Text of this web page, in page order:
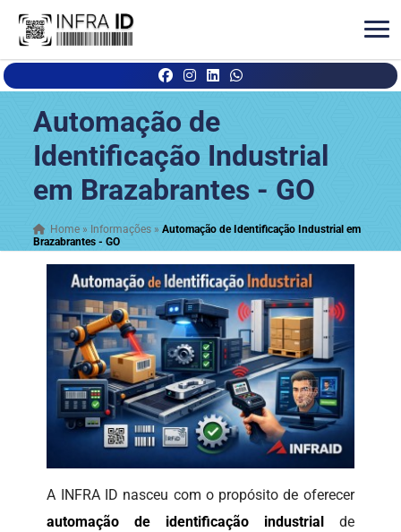
Automação de
Identificação Industrial
em Brazabrantes - GO
Home » Informações »Automação de Identificação Industrial em
Brazabrantes - GO
A INFRA ID nasceu com o propósito de oferecer
automação de identificação industrial
de